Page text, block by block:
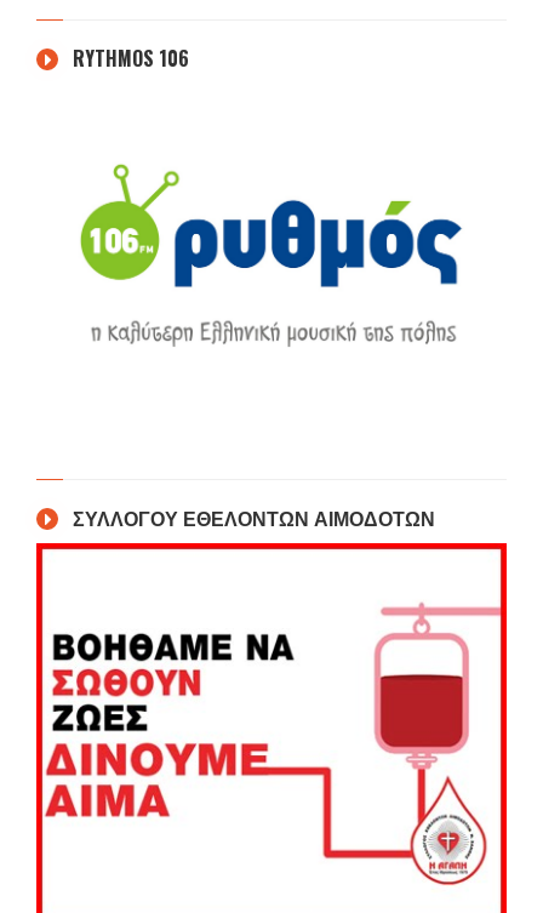
RYTHMOS 106
ΣΥΛΛΟΓΟΥ ΕΘΕΛΟΝΤΩΝ ΑΙΜΟΔΟΤΩΝ